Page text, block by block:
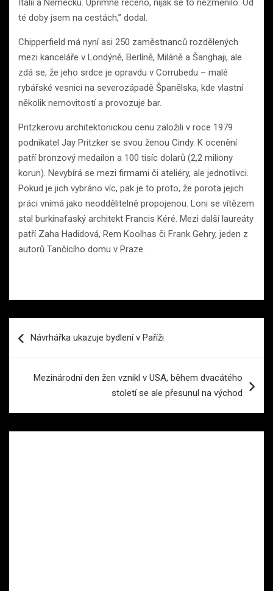
Itálii a Německu. Upřímně řečeno, nijak se to nezměnilo. Od
té doby jsem na cestách,” dodal.
Chipperfield má nyní asi 250 zaměstnanců rozdělených
mezi kanceláře v Londýně, Berlíně, Miláně a Šanghaji, ale
zdá se, že jeho srdce je opravdu v Corrubedu – malé
rybářské vesnici na severozápadě Španělska, kde vlastní
několik nemovitostí a provozuje bar.
Pritzkerovu architektonickou cenu založili v roce 1979
podnikatel Jay Pritzker se svou ženou Cindy. K ocenění
patří bronzový medailon a 100 tisíc dolarů (2,2 miliony
korun). Nevybírá se mezi firmami či ateliéry, ale jednotlivci.
Pokud je jich vybráno víc, pak je to proto, že porota jejich
práci vnímá jako neoddělitelně propojenou. Loni se vítězem
stal burkinafaský architekt Francis Kéré. Mezi další laureáty
patří Zaha Hadidová, Rem Koolhas či Frank Gehry, jeden z
autorů Tančícího domu v Praze.
proNávrhářka ukazuje bydlení v Paříži
Mezinárodní den žen vznikl v USA, během dvacátého
století se ale přesunul na východ